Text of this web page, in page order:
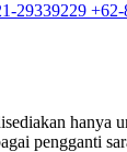
29339229 +62-
hanya
pengganti